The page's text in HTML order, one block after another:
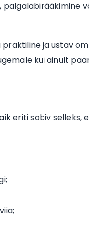
palgaläbirääkimine
ja ustav
kui ainult
eriti sobiv